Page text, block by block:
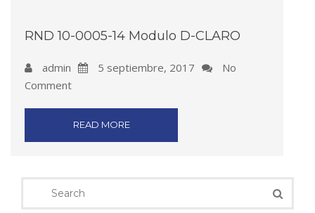
RND 10-0005-14 Modulo D-CLARO
admin 5 septiembre, 2017
No
Comment
READ MORE